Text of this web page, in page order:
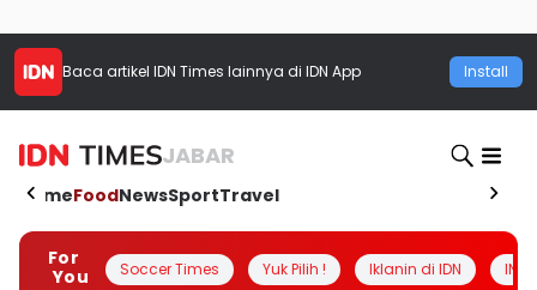
Baca artikel IDN Times lainnya di IDN App Install
JABAR
HomeFoodNewsSportTravel
For
You
Soccer Times Yuk Pilih ! Iklanin di IDN